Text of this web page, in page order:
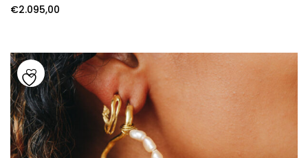
€2.095,00